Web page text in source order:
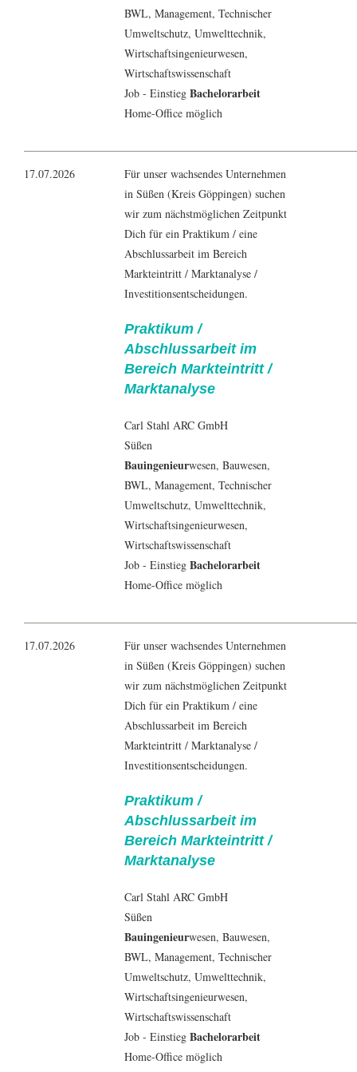
BWL, Management, Technischer
Umweltschutz, Umwelttechnik,
Wirtschaftsingenieurwesen,
Wirtschaftswissenschaft
Job - Einstieg Bachelorarbeit
Home-Office möglich
17.07.2026
Für unser wachsendes Unternehmen
in Süßen (Kreis Göppingen) suchen
wir zum nächstmöglichen Zeitpunkt
Dich für ein Praktikum / eine
Abschlussarbeit im Bereich
Markteintritt / Marktanalyse /
Investitionsentscheidungen.
Praktikum /
Abschlussarbeit im
Bereich Markteintritt /
Marktanalyse
Carl Stahl ARC GmbH
Süßen
Bauingenieurwesen, Bauwesen,
BWL, Management, Technischer
Umweltschutz, Umwelttechnik,
Wirtschaftsingenieurwesen,
Wirtschaftswissenschaft
Job - Einstieg Bachelorarbeit
Home-Office möglich
17.07.2026
Für unser wachsendes Unternehmen
in Süßen (Kreis Göppingen) suchen
wir zum nächstmöglichen Zeitpunkt
Dich für ein Praktikum / eine
Abschlussarbeit im Bereich
Markteintritt / Marktanalyse /
Investitionsentscheidungen.
Praktikum /
Abschlussarbeit im
Bereich Markteintritt /
Marktanalyse
Carl Stahl ARC GmbH
Süßen
Bauingenieurwesen, Bauwesen,
BWL, Management, Technischer
Umweltschutz, Umwelttechnik,
Wirtschaftsingenieurwesen,
Wirtschaftswissenschaft
Job - Einstieg Bachelorarbeit
Home-Office möglich